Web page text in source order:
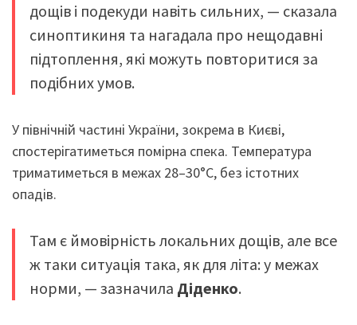
дощів і подекуди навіть сильних, — сказала
синоптикиня та нагадала про нещодавні
підтоплення, які можуть повторитися за
подібних умов.
У північній частині України, зокрема в Києві,
спостерігатиметься помірна спека. Температура
триматиметься в межах 28–30°C, без істотних
опадів.
Там є ймовірність локальних дощів, але все
ж таки ситуація така, як для літа: у межах
норми, — зазначила Діденко.